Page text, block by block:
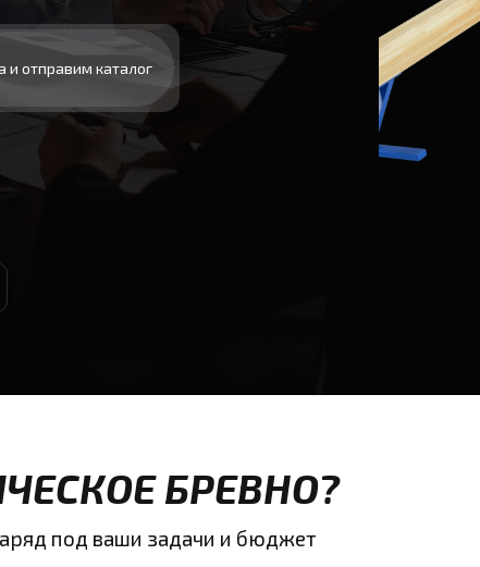
и отправим каталог
БРЕВНО?
под ваши задачи и бюджет